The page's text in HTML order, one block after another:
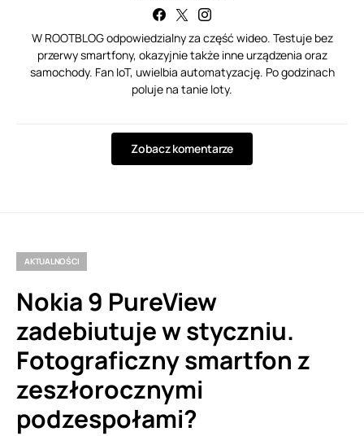
W ROOTBLOG odpowiedzialny za część wideo. Testuje bez
przerwy smartfony, okazyjnie także inne urządzenia oraz
samochody. Fan IoT, uwielbia automatyzację. Po godzinach
poluje na tanie loty.
Zobacz komentarze
AKTUALNOŚCI
Nokia 9 PureView
zadebiutuje w styczniu.
Fotograficzny smartfon z
zeszłorocznymi
podzespołami?